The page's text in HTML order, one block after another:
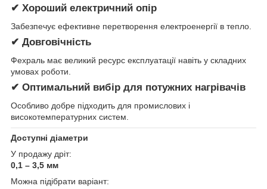
✔ Хороший електричний опір
Забезпечує ефективне перетворення електроенергії в тепло.
✔ Довговічність
Фехраль має великий ресурс експлуатації навіть у складних
умовах роботи.
✔ Оптимальний вибір для потужних нагрівачів
Особливо добре підходить для промислових і
високотемпературних систем.
Доступні діаметри
У продажу дріт:
0,1 – 3,5 мм
Можна підібрати варіант: